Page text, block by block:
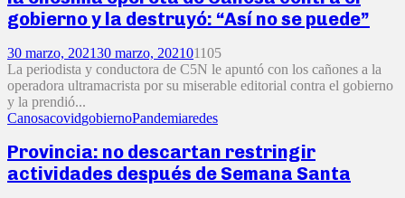
gobierno y la destruyó: “Así no se puede”
30 marzo, 202130 marzo, 202101105
La periodista y conductora de C5N le apuntó con los cañones a la
operadora ultramacrista por su miserable editorial contra el gobierno
y la prendió...
CanosacovidgobiernoPandemiaredes
Provincia: no descartan restringir
actividades después de Semana Santa